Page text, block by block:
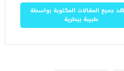
جميع المقالات المكتوبة بواسطة
طبيبة بيطرية